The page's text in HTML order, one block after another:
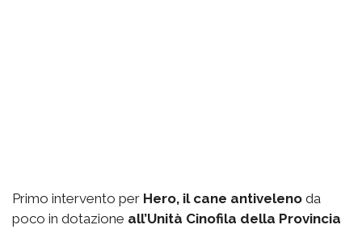
Primo intervento per Hero, il cane antiveleno da
poco in dotazione all’Unità Cinofila della Provincia